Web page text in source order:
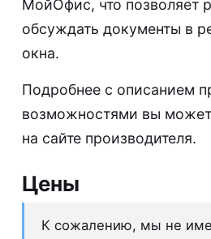
МойОфис, что позволяет
обсуждать документы в
окна.
Подробнее с описанием
возможностями вы
на сайте производителя.
Цены
К сожалению, мы не